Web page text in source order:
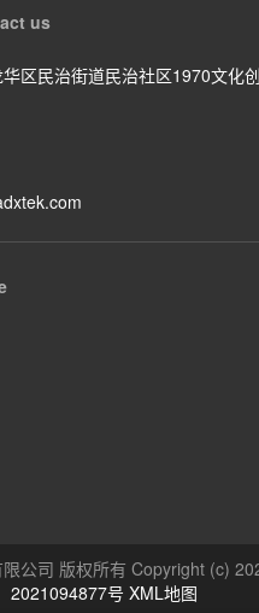
us
区民治街道民治社区1970文化
公司 版权所有 Copyright (c)
2021094877号 XML地图